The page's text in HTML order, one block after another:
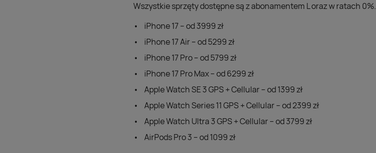
Wszystkie sprzęty dostępne są z abonamentem L oraz w ratach 0%.
iPhone 17 – od 3999 zł
iPhone 17 Air – od 5299 zł
iPhone 17 Pro – od 5799 zł
iPhone 17 Pro Max – od 6299 zł
Apple Watch SE 3 GPS + Cellular – od 1399 zł
Apple Watch Series 11 GPS + Cellular – od 2399 zł
Apple Watch Ultra 3 GPS + Cellular – od 3799 zł
AirPods Pro 3 – od 1099 zł